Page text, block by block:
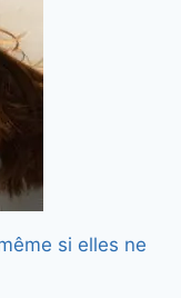
si elles ne